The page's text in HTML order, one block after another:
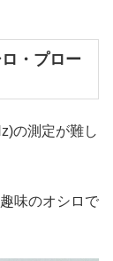
・プロー
の測定が難し
味のオシロで